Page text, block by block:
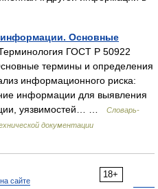
Основные
ГОСТ Р 50922
термины и определения
информационного риска:
информации для выявления
уязвимостей… …
Словарь-
документации
18+
сайте